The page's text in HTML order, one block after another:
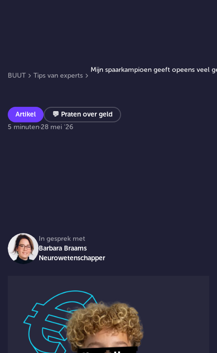
BUUT Tips van experts
Mijn spaarkampioen geeft opeens veel
Artikel 💬 Praten over geld
5 minuten·28 mei '26
In gesprek met
Barbara Braams
Neurowetenschapper